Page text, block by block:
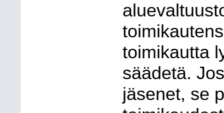
toimikautta
säädetä.
jäsenet, se